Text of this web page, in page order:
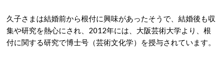
久子さまは結婚前から根付に興味があったそうで、結婚後も収
集や研究を熱心にされ、2012年には、大阪芸術大学より、根
付に関する研究で博士号（芸術文化学）を授与されています。